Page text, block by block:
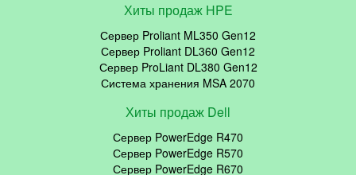
Хиты продаж HPE
Сервер Proliant ML350 Gen12
Сервер Proliant DL360 Gen12
Сервер ProLiant DL380 Gen12
Система хранения MSA 2070
Хиты продаж Dell
Сервер PowerEdge R470
Сервер PowerEdge R570
Сервер PowerEdge R670